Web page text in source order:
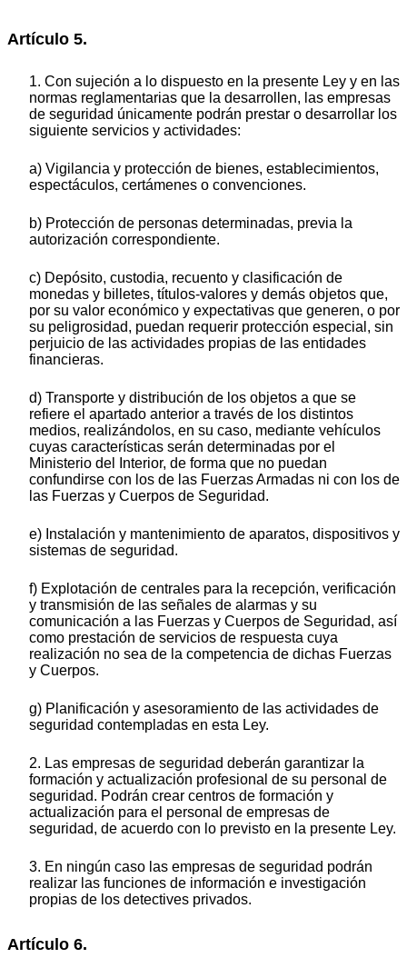
Artículo 5.
1. Con sujeción a lo dispuesto en la presente Ley y en las
normas reglamentarias que la desarrollen, las empresas
de seguridad únicamente podrán prestar o desarrollar los
siguiente servicios y actividades:
a) Vigilancia y protección de bienes, establecimientos,
espectáculos, certámenes o convenciones.
b) Protección de personas determinadas, previa la
autorización correspondiente.
c) Depósito, custodia, recuento y clasificación de
monedas y billetes, títulos-valores y demás objetos que,
por su valor económico y expectativas que generen, o por
su peligrosidad, puedan requerir protección especial, sin
perjuicio de las actividades propias de las entidades
financieras.
d) Transporte y distribución de los objetos a que se
refiere el apartado anterior a través de los distintos
medios, realizándolos, en su caso, mediante vehículos
cuyas características serán determinadas por el
Ministerio del Interior, de forma que no puedan
confundirse con los de las Fuerzas Armadas ni con los de
las Fuerzas y Cuerpos de Seguridad.
e) Instalación y mantenimiento de aparatos, dispositivos y
sistemas de seguridad.
f) Explotación de centrales para la recepción, verificación
y transmisión de las señales de alarmas y su
comunicación a las Fuerzas y Cuerpos de Seguridad, así
como prestación de servicios de respuesta cuya
realización no sea de la competencia de dichas Fuerzas
y Cuerpos.
g) Planificación y asesoramiento de las actividades de
seguridad contempladas en esta Ley.
2. Las empresas de seguridad deberán garantizar la
formación y actualización profesional de su personal de
seguridad. Podrán crear centros de formación y
actualización para el personal de empresas de
seguridad, de acuerdo con lo previsto en la presente Ley.
3. En ningún caso las empresas de seguridad podrán
realizar las funciones de información e investigación
propias de los detectives privados.
Artículo 6.